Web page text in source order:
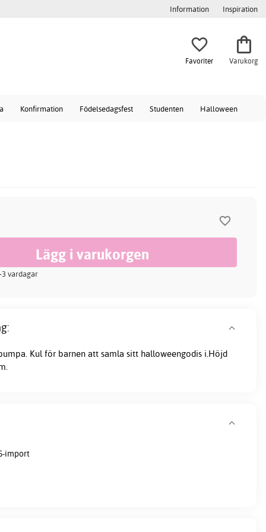
Information Inspiration
Favoriter Varukorg
Konfirmation Födelsedagsfest Studenten Halloween
3 vardagar
Kul för barnen att samla sitt halloweengodis i.Höjd
import